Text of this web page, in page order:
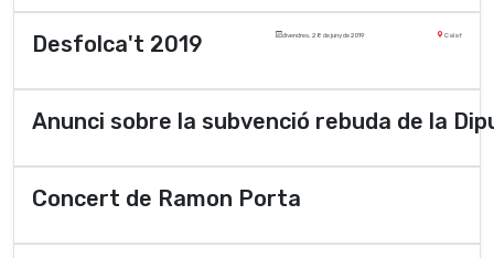
Desfolca't 2019 divendres, 28 de juny de 2019 Calaf
Anunci sobre la subvenció rebuda de la
Concert de Ramon Porta